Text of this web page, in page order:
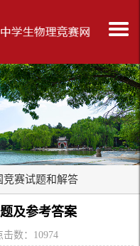
竞赛试题和解答
及参考答案
数： 10974